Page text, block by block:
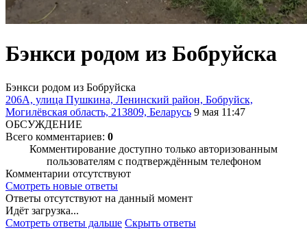
Бэнкси родом из Бобруйска
Бэнкси родом из Бобруйска
206А, улица Пушкина, Ленинский район, Бобруйск,
Могилёвская область, 213809, Беларусь 9 мая 11:47
ОБСУЖДЕНИЕ
Всего комментариев: 0
Комментирование доступно только авторизованным
пользователям с подтверждённым телефоном
Комментарии отсутствуют
Смотреть новые ответы
Ответы отсутствуют на данный момент
Идёт загрузка...
Смотреть ответы дальше Скрыть ответы